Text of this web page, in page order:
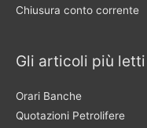
Chiusura conto corrente
Gli articoli più letti
Orari Banche
Quotazioni Petrolifere